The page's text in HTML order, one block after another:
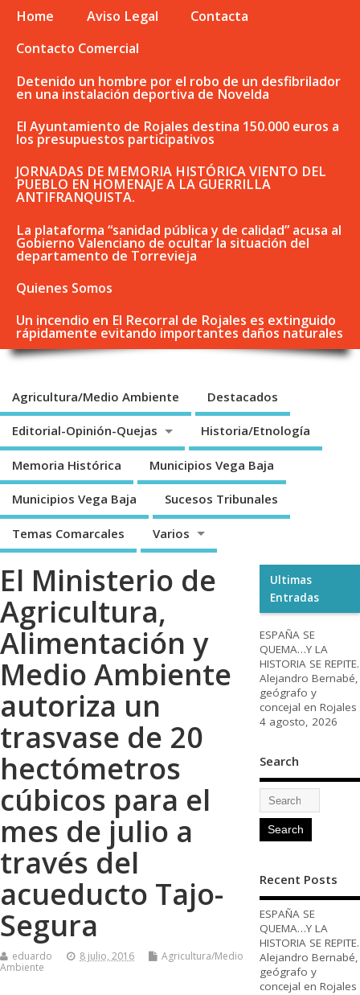
Home Aviso Legal
Contacta
Contacto Comercial
Detenido un hombre por el robo de un desfibrilador
en una instalación deportiva de Novelda
El Ayuntamiento de Rojales destina 150.000 euros a
los presupuestos participativos
JORNADAS DE MEMORIA HISTÓRICA VIENTO DEL
PUEBLO EN HOMENAJE A LA GUERRILLA
ANTIFRANQUISTA.
La plataforma “sanidad pública y de calidad” acusa al
Gobierno Valenciano de ocultar la situación del
departamento de Torrevieja
Quienes Somos
Un incendio en El Recorral de Rojales es extinguido
rápidamente evitando importantes daños naturales
Agricultura/Medio Ambiente Destacados
Editorial-Opinión-Quejas Historia/Etnología
Memoria Histórica Municipios Vega Baja
Municipios Vega Baja Sucesos Tribunales
Temas Comarcales Varios
El Ministerio de
Agricultura,
Alimentación y
Medio Ambiente
autoriza un
trasvase de 20
hectómetros
cúbicos para el
mes de julio a
través del
acueducto Tajo-
Segura
eduardo 8 julio, 2016
Agricultura/Medio
Ambiente
Ultimas
Entradas
ESPAÑA SE
QUEMA…Y LA
HISTORIA SE REPITE.
Alejandro Bernabé,
geógrafo y
concejal en Rojales
4 agosto, 2026
Search
Recent Posts
ESPAÑA SE
QUEMA…Y LA
HISTORIA SE REPITE.
Alejandro Bernabé,
geógrafo y
concejal en Rojales